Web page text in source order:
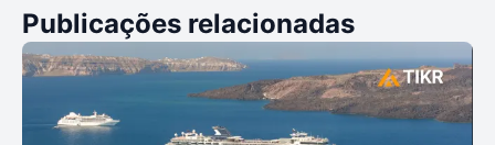
Publicações relacionadas